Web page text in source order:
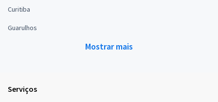
Curitiba
Guarulhos
Mostrar mais
Serviços